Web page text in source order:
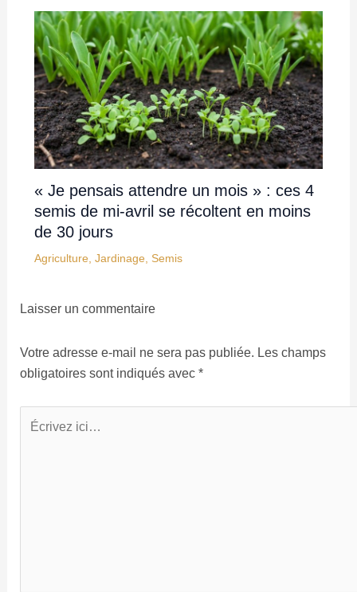
« Je pensais attendre un mois » : ces 4
semis de mi-avril se récoltent en moins
de 30 jours
Agriculture Jardinage Semis
Laisser un commentaire
Votre adresse e-mail ne sera pas publiée. Les champs
obligatoires sont indiqués avec *